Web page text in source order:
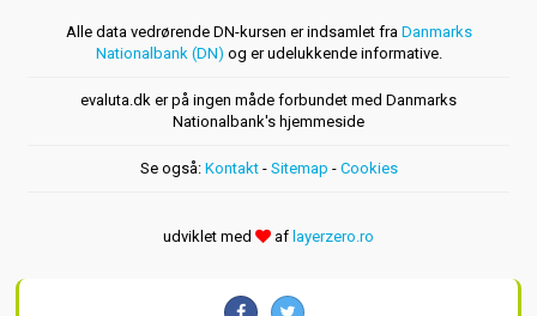
Alle data vedrørende DN-kursen er indsamlet fra Danmarks
Nationalbank (DN) og er udelukkende informative.
evaluta.dk er på ingen måde forbundet med Danmarks
Nationalbank's hjemmeside
Se også: Kontakt- Sitemap - Cookies
udviklet med af layerzero.ro